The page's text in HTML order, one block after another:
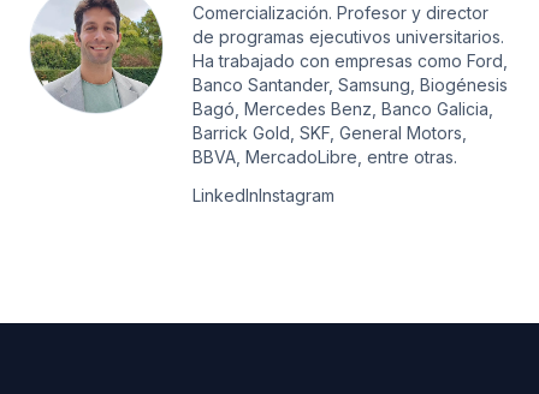
Comercialización. Profesor y director
de programas ejecutivos universitarios.
Ha trabajado con empresas como Ford,
Banco Santander, Samsung, Biogénesis
Bagó, Mercedes Benz, Banco Galicia,
Barrick Gold, SKF, General Motors,
BBVA, MercadoLibre, entre otras.
LinkedInInstagram